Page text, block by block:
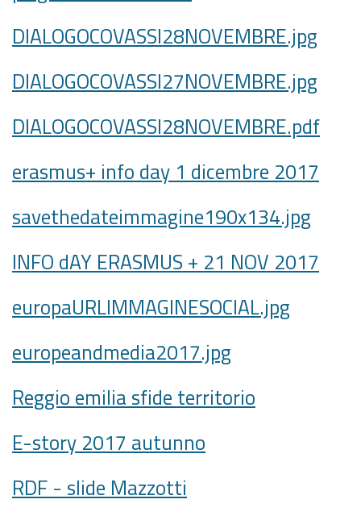
DIALOGOCOVASSI28NOVEMBRE.jpg
DIALOGOCOVASSI27NOVEMBRE.jpg
DIALOGOCOVASSI28NOVEMBRE.pdf
erasmus+ info day 1 dicembre 2017
savethedateimmagine190x134.jpg
INFO dAY ERASMUS + 21 NOV 2017
europaURLIMMAGINESOCIAL.jpg
europeandmedia2017.jpg
Reggio emilia sfide territorio
E-story 2017 autunno
RDF - slide Mazzotti